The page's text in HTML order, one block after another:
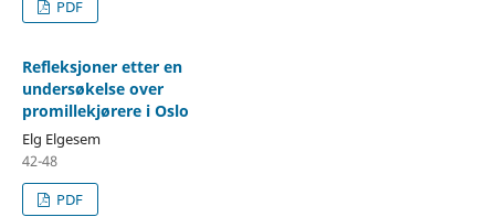
PDF
Refleksjoner etter en
undersøkelse over
promillekjørere i Oslo
Elg Elgesem
42-48
PDF